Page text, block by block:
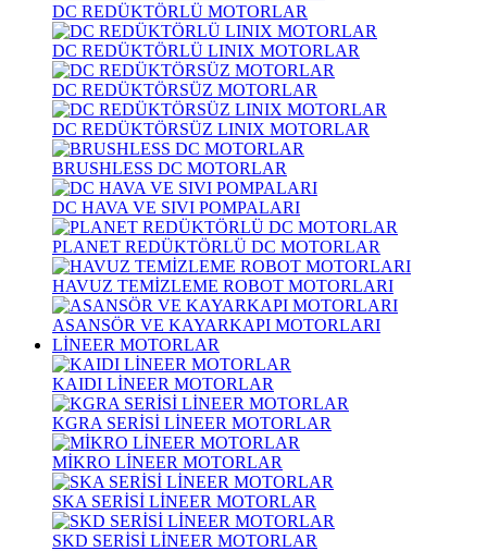
DC REDÜKTÖRLÜ MOTORLAR
DC REDÜKTÖRLÜ LINIX MOTORLAR
DC REDÜKTÖRSÜZ MOTORLAR
DC REDÜKTÖRSÜZ LINIX MOTORLAR
BRUSHLESS DC MOTORLAR
DC HAVA VE SIVI POMPALARI
PLANET REDÜKTÖRLÜ DC MOTORLAR
HAVUZ TEMİZLEME ROBOT MOTORLARI
ASANSÖR VE KAYARKAPI MOTORLARI
LİNEER MOTORLAR
KAIDI LİNEER MOTORLAR
KGRA SERİSİ LİNEER MOTORLAR
MİKRO LİNEER MOTORLAR
SKA SERİSİ LİNEER MOTORLAR
SKD SERİSİ LİNEER MOTORLAR